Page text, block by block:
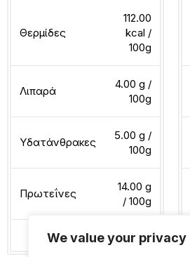
We value your privacy
Θερμίδες
112.00
kcal /
100g
Λιπαρά
4.00 g /
100g
Υδατάνθρακες
5.00 g /
100g
Πρωτεΐνες
14.00 g
/ 100g